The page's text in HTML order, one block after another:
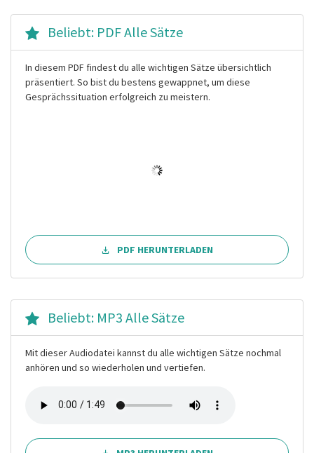
Beliebt: PDF Alle Sätze
In diesem PDF findest du alle wichtigen Sätze übersichtlich
präsentiert. So bist du bestens gewappnet, um diese
Gesprächssituation erfolgreich zu meistern.
PDF HERUNTERLADEN
Beliebt: MP3 Alle Sätze
Mit dieser Audiodatei kannst du alle wichtigen Sätze nochmal
anhören und so wiederholen und vertiefen.